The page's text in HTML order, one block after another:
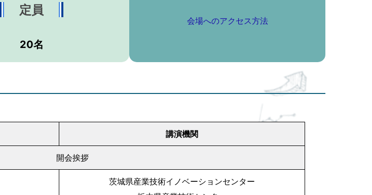
定員
20名
会場へのアクセス方法
講演機関
開会挨拶
茨城県産業技術イノベーションセンター